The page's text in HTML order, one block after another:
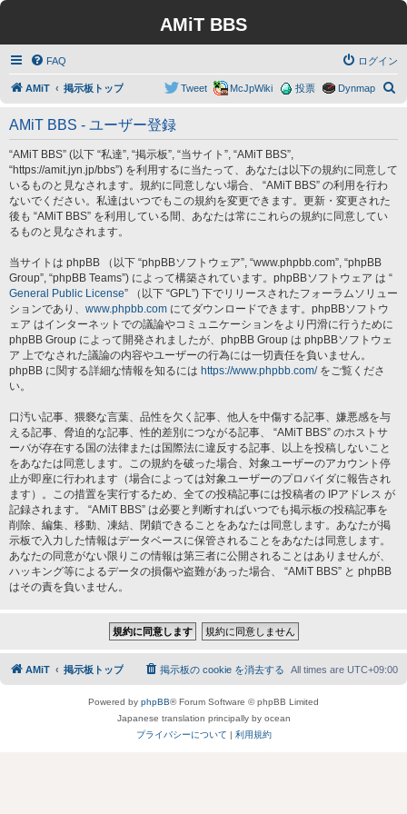
AMiT BBS
FAQ ログイン
AMiT 掲示板トップ Dynmap
投票
McJpWiki
Tweet
AMiT BBS - ユーザー登録
“AMiT BBS” (以下 “私達”, “掲示板”, “当サイト”, “AMiT BBS”,
“https://amit.jyn.jp/bbs”) を利用するに当たって、あなたは以下の規約に同意して
いるものと見なされます。規約に同意しない場合、 “AMiT BBS” の利用を行わ
ないでください。私達はいつでもこの規約を変更できます。更新・変更された
後も “AMiT BBS” を利用している間、あなたは常にこれらの規約に同意してい
るものと見なされます。
当サイトは phpBB （以下 “phpBBソフトウェア”, “www.phpbb.com”, “phpBB
Group”, “phpBB Teams”) によって構築されています。phpBBソフトウェア は “
General Public License” （以下 “GPL”) 下でリリースされたフォーラムソリュー
ションであり、 www.phpbb.com にてダウンロードできます。phpBBソフトウ
ェア はインターネットでの議論やコミュニケーションをより円滑に行うために
phpBB Group によって開発されましたが、phpBB Group は phpBBソフトウェ
ア 上でなされた議論の内容やユーザーの行為には一切責任を負いません。
phpBB に関する詳細な情報を知るには https://www.phpbb.com/をご覧くださ
い。
口汚い記事、猥褻な言葉、品性を欠く記事、他人を中傷する記事、嫌悪感を与
える記事、脅迫的な記事、性的差別につながる記事、 “AMiT BBS” のホストサ
ーバが存在する国の法律または国際法に違反する記事、以上を投稿しないこと
をあなたは同意します。この規約を破った場合、対象ユーザーのアカウント停
止が即座に行われます（場合によっては対象ユーザーのプロバイダに報告され
ます）。この措置を実行するため、全ての投稿記事には投稿者の IPアドレス が
記録されます。 “AMiT BBS” は必要と判断すればいつでも掲示板の投稿記事を
削除、編集、移動、凍結、閉鎖できることをあなたは同意します。あなたが掲
示板で入力した情報はデータベースに保管されることをあなたは同意します。
あなたの同意がない限りこの情報は第三者に公開されることはありませんが、
ハッキング等によるデータの損傷や盗難があった場合、 “AMiT BBS” と phpBB
はその責を負いません。
AMiT 掲示板トップ All times are UTC+09:00
掲示板の cookie を消去する
Powered by phpBB® Forum Software © phpBB Limited
Japanese translation principally by ocean
プライバシーについて | 利用規約